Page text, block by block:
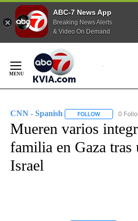
ABC-7 News App
Breaking News Alerts
& Video On Demand
Content
CNN - Spanish FOLLOW FOLLOW
0
Mueren varios
familia en Gaza tras
Israel